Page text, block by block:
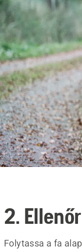
2.
Folytassa a fa